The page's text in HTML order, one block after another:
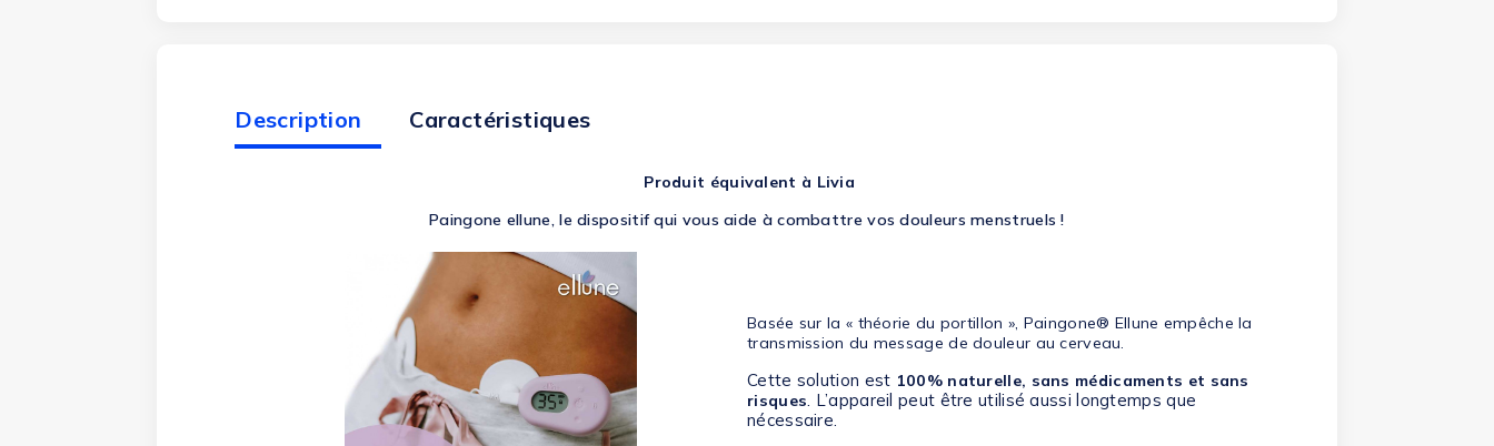
Description Caractéristiques
Produit équivalent à Livia
Paingone ellune, le dispositif qui vous aide à combattre vos douleurs menstruels !
Basée sur la « théorie du portillon », Paingone® Ellune empêche la
transmission du message de douleur au cerveau.
Cette solution est 100% naturelle, sans médicaments et sans
risques. L’appareil peut être utilisé aussi longtemps que
nécessaire.